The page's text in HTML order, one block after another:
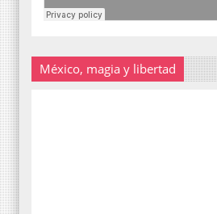
México, magia y libertad